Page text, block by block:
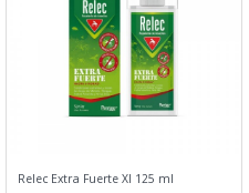
Relec Extra Fuerte Xl 125 ml